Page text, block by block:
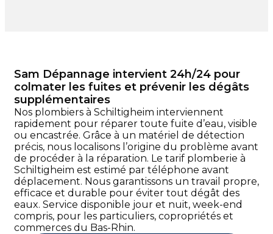
Sam Dépannage intervient 24h/24 pour
colmater les fuites et prévenir les dégâts
supplémentaires
Nos plombiers à Schiltigheim interviennent
rapidement pour réparer toute fuite d’eau, visible
ou encastrée. Grâce à un matériel de détection
précis, nous localisons l’origine du problème avant
de procéder à la réparation. Le tarif plomberie à
Schiltigheim est estimé par téléphone avant
déplacement. Nous garantissons un travail propre,
efficace et durable pour éviter tout dégât des
eaux. Service disponible jour et nuit, week-end
compris, pour les particuliers, copropriétés et
commerces du Bas-Rhin.